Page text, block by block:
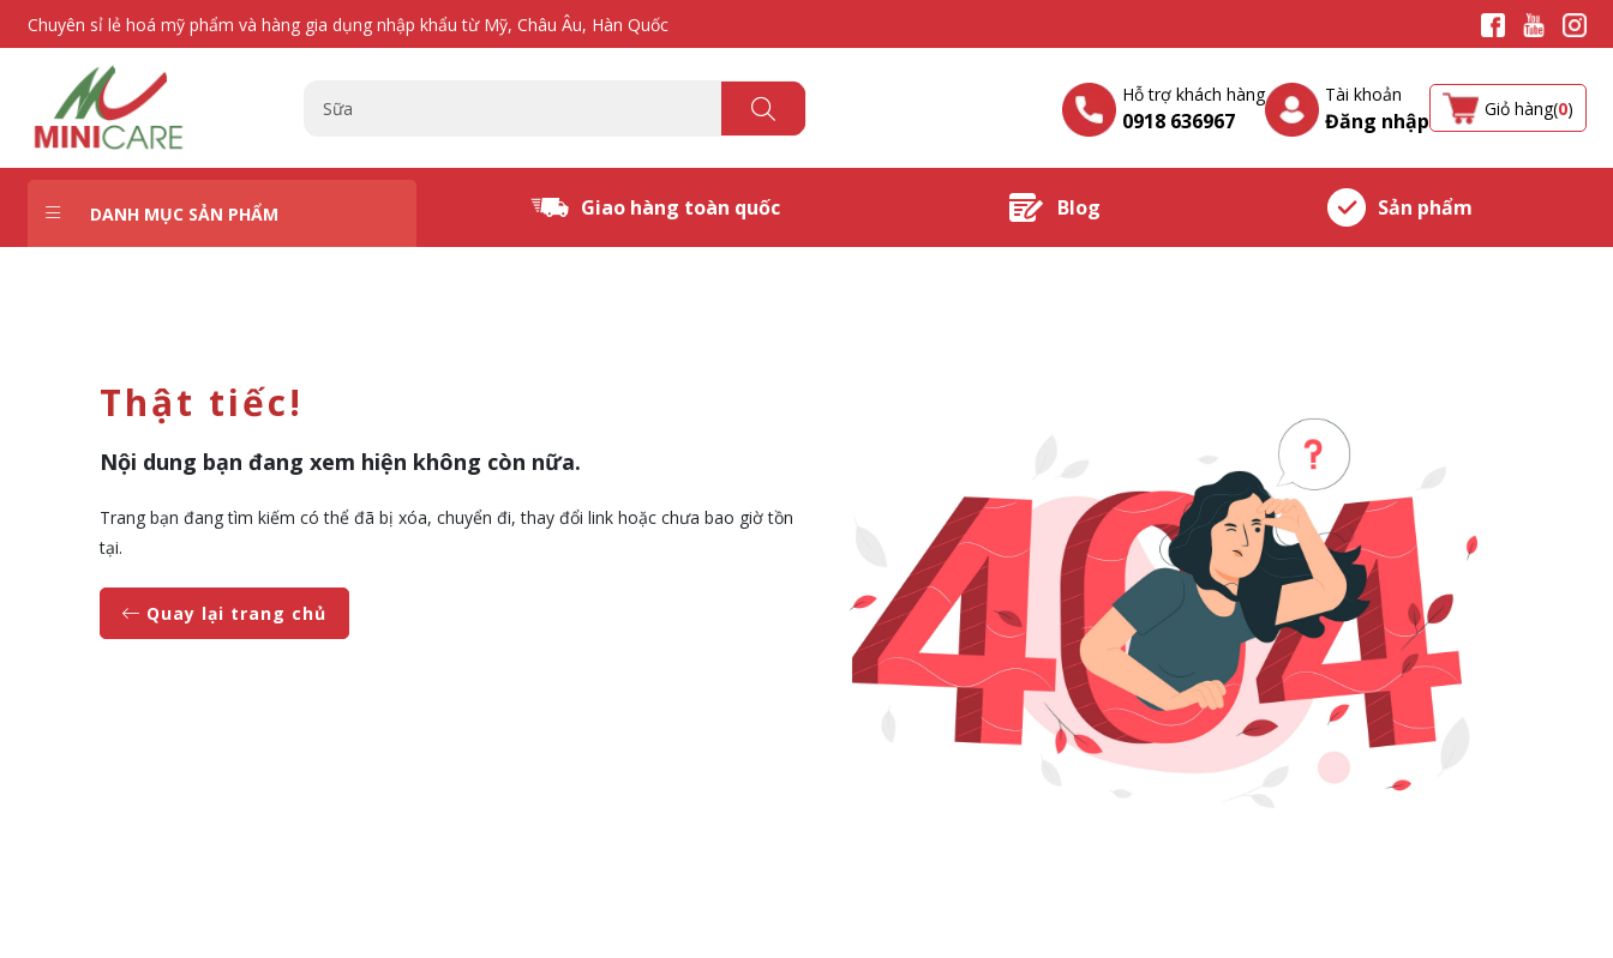
Chuyên sỉ lẻ hoá mỹ phẩm và hàng gia dụng nhập khẩu từ Mỹ, Châu Âu, Hàn Quốc
Hỗ trợ khách hàng
0918 636967
Tài khoản
Đăng nhập Giỏ hàng(0)
DANH MỤC SẢN PHẨM Giao hàng toàn quốc Blog Sản phẩm
Thật tiếc!
Nội dung bạn đang xem hiện không còn nữa.
Trang bạn đang tìm kiếm có thể đã bị xóa, chuyển đi, thay đổi link hoặc chưa bao giờ tồn
tại.
Quay lại trang chủ